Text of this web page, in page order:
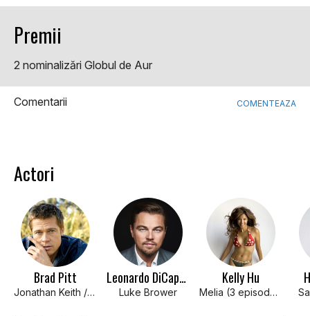
Premii
2 nominalizări Globul de Aur
Comentarii COMENTEAZA
Actori
Brad Pitt
Jonathan Keith / Jeff
Leonardo DiCaprio
Luke Brower
Kelly Hu
Melia (3 episodes, 1987-1988)